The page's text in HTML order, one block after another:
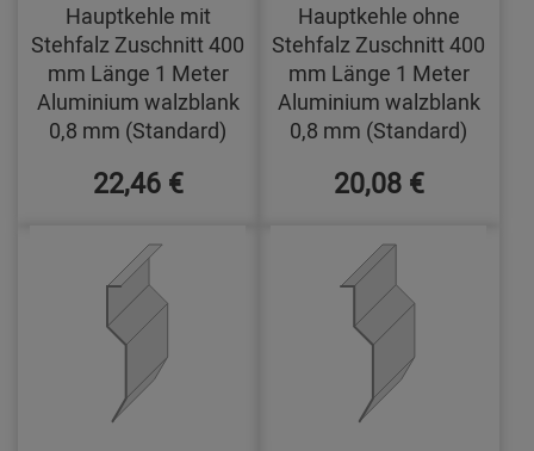
Hauptkehle mit
Stehfalz Zuschnitt 400
mm Länge 1 Meter
Aluminium walzblank
0,8 mm (Standard)
22,46 €
Hauptkehle ohne
Stehfalz Zuschnitt 400
mm Länge 1 Meter
Aluminium walzblank
0,8 mm (Standard)
20,08 €